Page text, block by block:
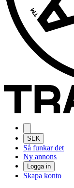
SEK
Så funkar det
Ny annons
Logga in
Skapa konto